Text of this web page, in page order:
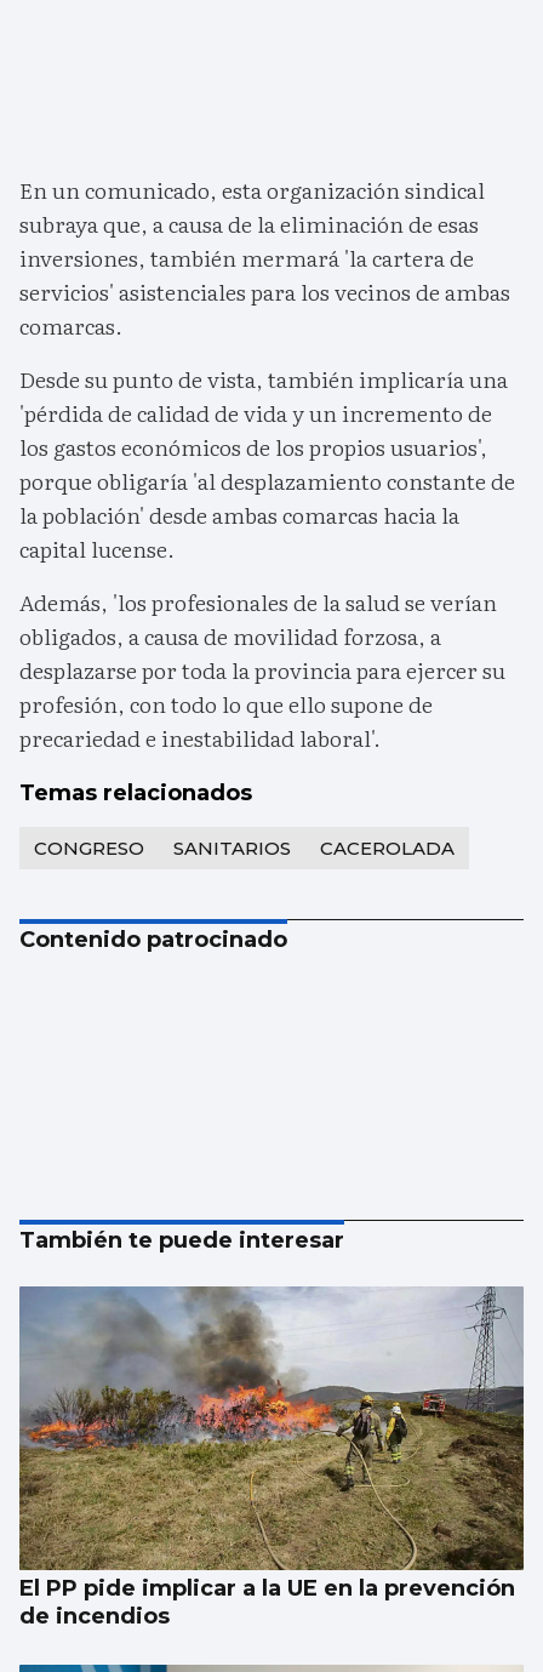
En un comunicado, esta organización sindical
subraya que, a causa de la eliminación de esas
inversiones, también mermará 'la cartera de
servicios' asistenciales para los vecinos de ambas
comarcas.
Desde su punto de vista, también implicaría una
'pérdida de calidad de vida y un incremento de
los gastos económicos de los propios usuarios',
porque obligaría 'al desplazamiento constante de
la población' desde ambas comarcas hacia la
capital lucense.
Además, 'los profesionales de la salud se verían
obligados, a causa de movilidad forzosa, a
desplazarse por toda la provincia para ejercer su
profesión, con todo lo que ello supone de
precariedad e inestabilidad laboral'.
Temas relacionados
CONGRESO SANITARIOS CACEROLADA
Contenido patrocinado
También te puede interesar
El PP pide implicar a la UE en la prevención
de incendios